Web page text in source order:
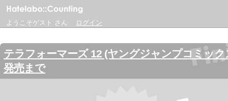
ようこそゲスト さん ログイン
テラフォーマーズ 12 (ヤングジャンプコミック
発売まで